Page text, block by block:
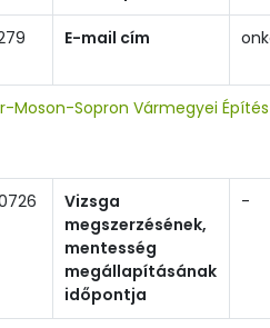
E-mail cím
Moson-Sopron Vármegyei
Vizsga
megszerzésének,
mentesség
megállapításának
időpontja
-